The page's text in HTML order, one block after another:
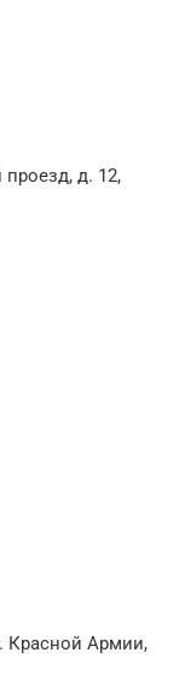
д. 12,
Красной Армии,